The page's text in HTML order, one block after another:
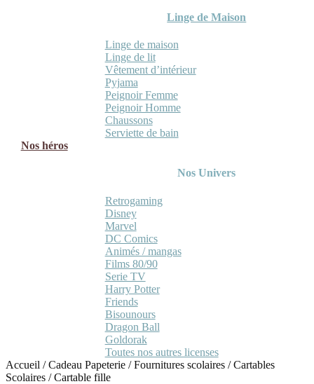
Linge de Maison
Linge de maison
Linge de lit
Vêtement d’intérieur
Pyjama
Peignoir Femme
Peignoir Homme
Chaussons
Serviette de bain
Nos héros
Nos Univers
Retrogaming
Disney
Marvel
DC Comics
Animés / mangas
Films 80/90
Serie TV
Harry Potter
Friends
Bisounours
Dragon Ball
Goldorak
Toutes nos autres licenses
Accueil /Cadeau Papeterie /Fournitures scolaires /Cartables
Scolaires /Cartable fille